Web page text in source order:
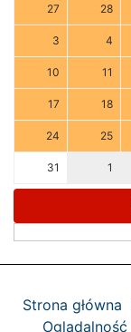
27 28
3 4
10 11
17 18
24 25
31 1
Strona główna
Oglądalność